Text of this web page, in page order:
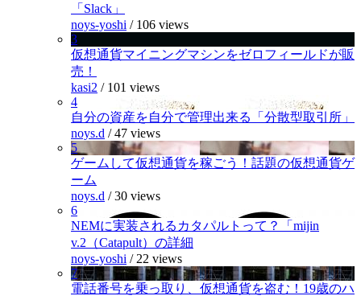
「Slack」
noys-yoshi / 106 views
3
仮想通貨マイニングマシンをゼロフィールドが販
売！
kasi2 / 101 views
4
自分の資産を自分で管理出来る「分散型取引所」
noys.d /47 views
5
ゲームして仮想通貨を稼ごう！話題の仮想通貨ゲ
ーム
noys.d /30 views
6
NEMに実装されるカタパルトって？「mijin
v.2（Catapult）の詳細
noys-yoshi / 22 views
7
電話番号を乗っ取り、仮想通貨を盗む！19歳のハ